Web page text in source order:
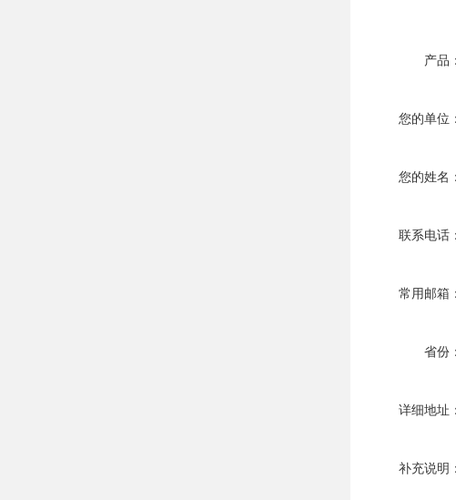
产品：
您的单位：
您的姓名：
联系电话：
常用邮箱：
省份：
详细地址：
补充说明：